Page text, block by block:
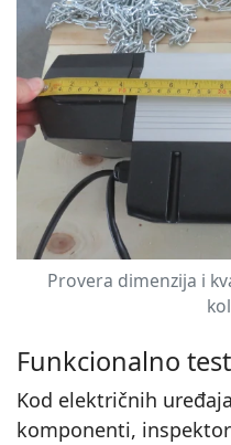
Provera dimenzija i
Funkcionalno
Kod električnih
komponenti,